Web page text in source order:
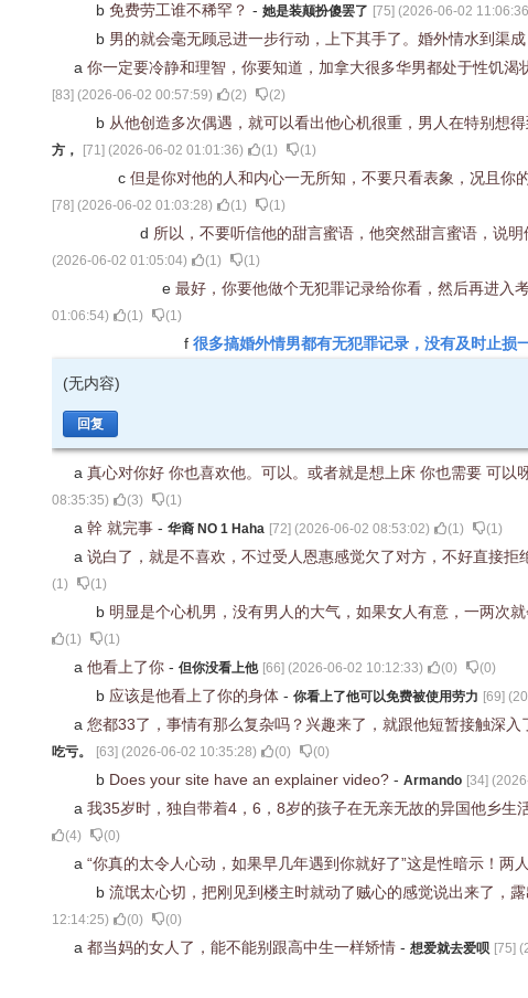
b 免费劳工谁不稀罕？ - 她是装颠扮傻罢了 [75] (2026-06-02 11:06:36
b 男的就会毫无顾忌进一步行动，上下其手了。婚外情水到渠成
a 你一定要冷静和理智，你要知道，加拿大很多华男都处于性饥
[83] (2026-06-02 00:57:59) (2) (2)
b 从他创造多次偶遇，就可以看出他心机很重，男人在特别想
方，
[71] (2026-06-02 01:01:36) (1) (1)
c 但是你对他的人和内心一无所知，不要只看表象，况且你
[78] (2026-06-02 01:03:28) (1) (1)
d 所以，不要听信他的甜言蜜语，他突然甜言蜜语，说
(2026-06-02 01:05:04) (1) (1)
e 最好，你要他做个无犯罪记录给你看，然后再进入
01:06:54) (1) (1)
f 很多搞婚外情男都有无犯罪记录，没有及时止损
(无内容)
回复
a 真心对你好 你也喜欢他。可以。或者就是想上床 你也需要 可
08:35:35) (3) (1)
a 幹 就完事 - 华裔 NO 1 Haha [72] (2026-06-02 08:53:02) (1) (1)
a 说白了，就是不喜欢，不过受人恩惠感觉欠了对方，不好直接拒
(1) (1)
b 明显是个心机男，没有男人的大气，如果女人有意，一两次
(1) (1)
a 他看上了你 - 但你没看上他 [66] (2026-06-02 10:12:33) (0) (0)
b 应该是他看上了你的身体 - 你看上了他可以免费被使用劳力 [69] (
a 您都33了，事情有那么复杂吗？兴趣来了，就跟他短暂接触深
吃亏。
[63] (2026-06-02 10:35:28) (0) (0)
b Does your site have an explainer video? - Armando [34] (
a 我35岁时，独自带着4，6，8岁的孩子在无亲无故的异国他乡生
(4) (0)
a “你真的太令人心动，如果早几年遇到你就好了”这是性暗示！两
b 流氓太心切，把刚见到楼主时就动了贼心的感觉说出来了，
12:14:25) (0) (0)
a 都当妈的女人了，能不能别跟高中生一样矫情 - 想爱就去爱呗 [75] (